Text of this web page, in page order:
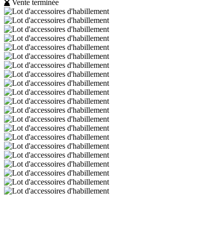
Vente terminée